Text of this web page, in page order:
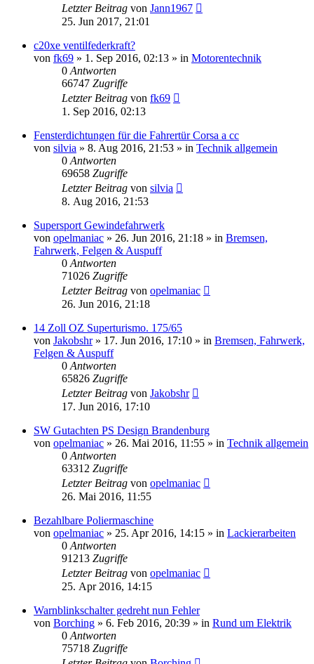
Letzter Beitrag von Jann1967
25. Jun 2017, 21:01
c20xe ventilfederkraft?
von fk69 » 1. Sep 2016, 02:13 » in Motorentechnik
0 Antworten
66747 Zugriffe
Letzter Beitrag von fk69
1. Sep 2016, 02:13
Fensterdichtungen für die Fahrertür Corsa a cc
von silvia » 8. Aug 2016, 21:53 » in Technik allgemein
0 Antworten
69658 Zugriffe
Letzter Beitrag von silvia
8. Aug 2016, 21:53
Supersport Gewindefahrwerk
von opelmaniac » 26. Jun 2016, 21:18 » in Bremsen,
Fahrwerk, Felgen & Auspuff
0 Antworten
71026 Zugriffe
Letzter Beitrag von opelmaniac
26. Jun 2016, 21:18
14 Zoll OZ Superturismo. 175/65
von Jakobshr» 17. Jun 2016, 17:10 » in Bremsen, Fahrwerk,
Felgen & Auspuff
0 Antworten
65826 Zugriffe
Letzter Beitrag von Jakobshr
17. Jun 2016, 17:10
SW Gutachten PS Design Brandenburg
von opelmaniac » 26. Mai 2016, 11:55 » in Technik allgemein
0 Antworten
63312 Zugriffe
Letzter Beitrag von opelmaniac
26. Mai 2016, 11:55
Bezahlbare Poliermaschine
von opelmaniac » 25. Apr 2016, 14:15 » in Lackierarbeiten
0 Antworten
91213 Zugriffe
Letzter Beitrag von opelmaniac
25. Apr 2016, 14:15
Warnblinkschalter gedreht nun Fehler
von Borching » 6. Feb 2016, 20:39 » in Rund um Elektrik
0 Antworten
75718 Zugriffe